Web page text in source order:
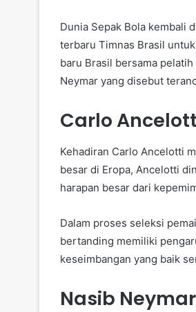
Dunia Sepak Bola kembali
terbaru Timnas Brasil
baru Brasil bersama
Neymar yang disebut
Carlo
Kehadiran Carlo Ancelotti
besar di Eropa, Ancelotti
harapan besar dari
Dalam proses seleksi
bertanding memiliki
keseimbangan yang baik
Nasib